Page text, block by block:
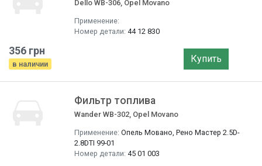
Dello WB-306, Opel Movano
Применение:
Номер детали: 44 12 830
356 грн
в наличии Купить
Фильтр топлива
Wander WB-302, Opel Movano
Применение: Опель Мовано, Рено Мастер 2.5D-
2.8DTI 99-01
Номер детали: 45 01 003